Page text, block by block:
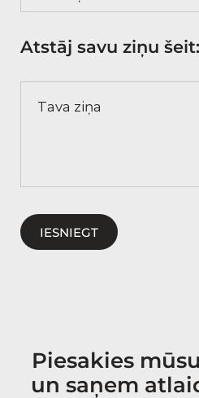
Atstāj savu ziņu šeit:
IESNIEGT
Piesakies
un saņem